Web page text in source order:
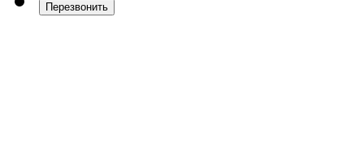
Перезвонить